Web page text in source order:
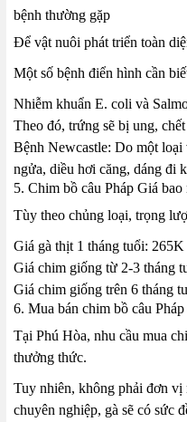
bệnh thường gặp
Để vật nuôi phát triển toàn
Một số bệnh điển hình cần
Nhiễm khuẩn E. coli và
Theo đó, trứng sẽ bị ung,
Bệnh Newcastle: Do một loại
ngửa, diều hơi căng, dáng đi
5. Chim bồ câu Pháp Giá bao
Tùy theo chủng loại, trọng
Giá gà thịt 1 tháng tuổi:
Giá chim giống từ 2-3 tháng
Giá chim giống trên 6 tháng
6. Mua bán chim bồ câu
Tại Phú Hòa, nhu cầu mua
thưởng thức.
Tuy nhiên, không phải đơn vị
chuyên nghiệp, gà sẽ có sức